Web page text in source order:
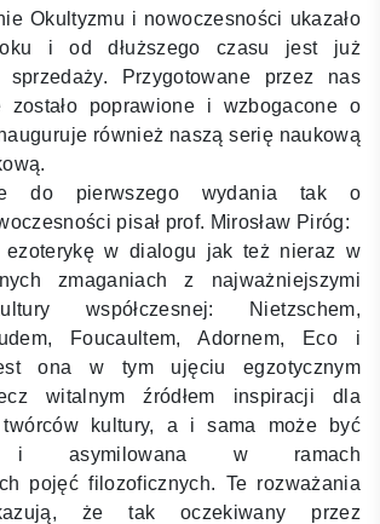
Okultyzmu i nowoczesności ukazało
i od dłuższego czasu jest już
sprzedaży. Przygotowane przez nas
zostało poprawione i wzbogacone o
również naszą serię naukową
do pierwszego wydania tak o
pisał prof. Mirosław Piróg:
ezoterykę w dialogu jak też nieraz w
zmaganiach z najważniejszymi
współczesnej: Nietzschem,
Foucaultem, Adornem, Eco i
ona w tym ujęciu egzotycznym
witalnym źródłem inspiracji dla
twórców kultury, a i sama może być
i asymilowana w ramach
pojęć filozoficznych. Te rozważania
że tak oczekiwany przez